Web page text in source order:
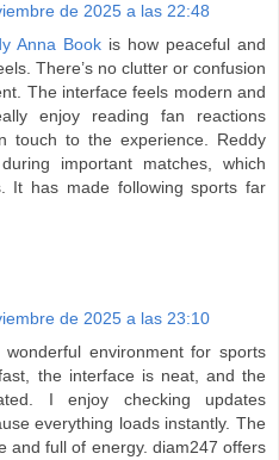
de 2025 a las 22:48
Anna Book is how peaceful and
There’s no clutter or confusion
The interface feels modern and
enjoy reading fan reactions
touch to the experience. Reddy
important matches, which
It has made following sports far
de 2025 a las 23:10
environment for sports
the interface is neat, and the
I enjoy checking updates
everything loads instantly. The
and full of energy. diam247 offers